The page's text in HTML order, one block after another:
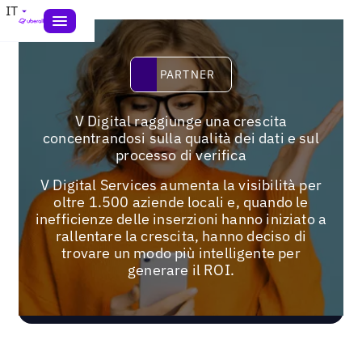
IT
Partner
PARTNER
V Digital raggiunge una crescita
concentrandosi sulla qualità dei dati e sul
processo di verifica
V Digital Services aumenta la visibilità per
oltre 1.500 aziende locali e, quando le
inefficienze delle inserzioni hanno iniziato a
rallentare la crescita, hanno deciso di
trovare un modo più intelligente per
generare il ROI.